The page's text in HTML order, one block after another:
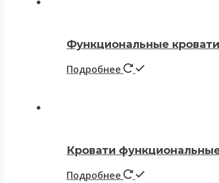
Функциональные
Подробнее
Кровати
Подробнее